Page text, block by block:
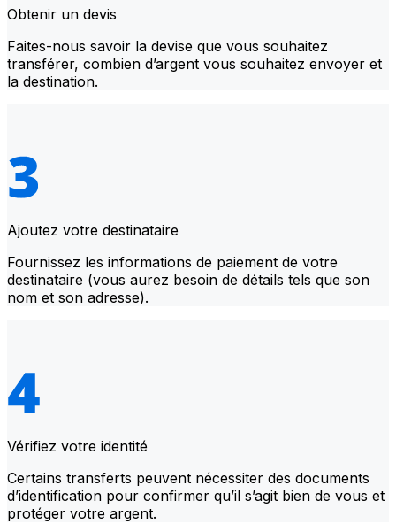
Obtenir un devis
Faites-nous savoir la devise que vous souhaitez
transférer, combien d’argent vous souhaitez envoyer et
la destination.
Ajoutez votre destinataire
Fournissez les informations de paiement de votre
destinataire (vous aurez besoin de détails tels que son
nom et son adresse).
Vérifiez votre identité
Certains transferts peuvent nécessiter des documents
d’identification pour confirmer qu’il s’agit bien de vous et
protéger votre argent.